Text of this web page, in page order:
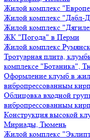
Жилой комплекс
Жилой комплекс "Дабл-
Жилой комплекс
ЖК "Погода" в Перми
Жилой комплекс
Тротуарная плита,
комплексе "Ботаника",
Оформление клумб в
вибропрессованным
Облицовка входной
вибропрессованным
Конструкция высокой
Мириады, Тюмень
Жилой комплекс